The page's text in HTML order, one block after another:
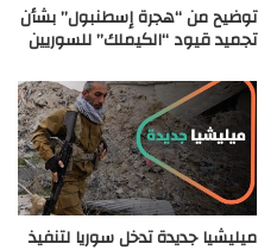
توضيح من “هجرة إسطنبول” بشأن
تجميد قيود “الكيملك” للسوريين
ميليشيا جديدة تدخل سوريا لتنفيذ